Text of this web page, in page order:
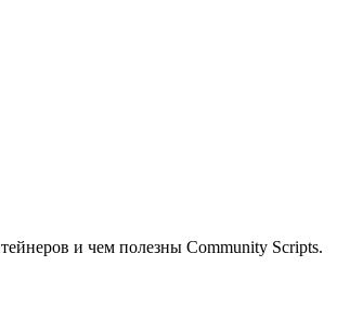
и чем полезны Community Scripts.